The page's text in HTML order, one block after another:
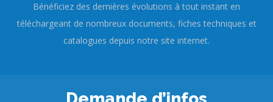
Bénéficiez des dernières évolutions à tout instant en
téléchargeant de nombreux documents, fiches techniques et
catalogues depuis notre site internet.